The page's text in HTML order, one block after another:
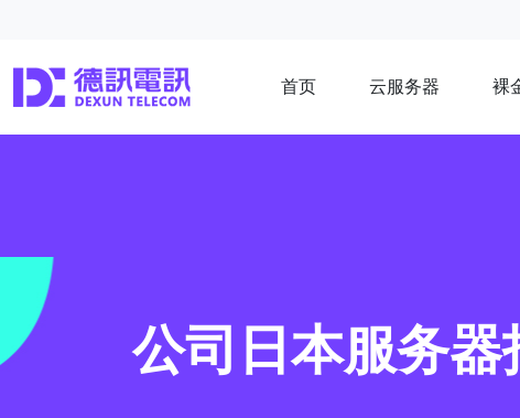
首页 云服务器 裸
公司日本服务